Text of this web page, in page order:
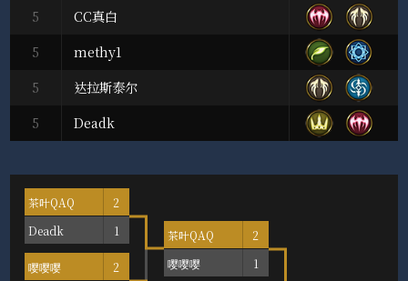
5
CC真白
5
methy1
5
达拉斯泰尔
5
Deadk
茶叶QAQ
2
Deadk
1
嘤嘤嘤
2
茶叶QAQ
2
嘤嘤嘤
1